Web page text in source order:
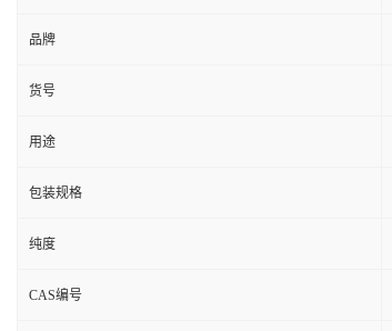
品牌
货号
用途
包装规格
纯度
CAS编号